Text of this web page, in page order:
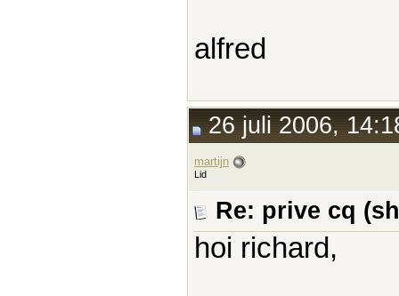
alfred
26 juli 2006,
martijn
Lid
Re: prive cq
hoi richard,